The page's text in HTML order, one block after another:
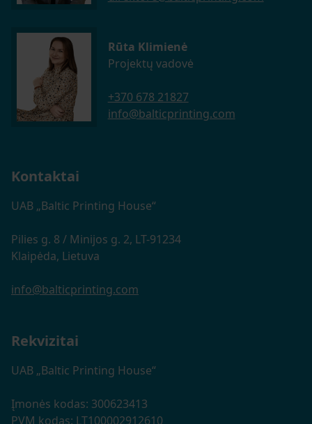
Rūta Klimienė
Projektų vadovė
+370 678 21827
info@balticprinting.com
Kontaktai
UAB „Baltic Printing House“
Pilies g. 8 / Minijos g. 2, LT-91234
Klaipėda, Lietuva
info@balticprinting.com
Rekvizitai
UAB „Baltic Printing House“
Įmonės kodas: 300623413
PVM kodas: LT100002912610